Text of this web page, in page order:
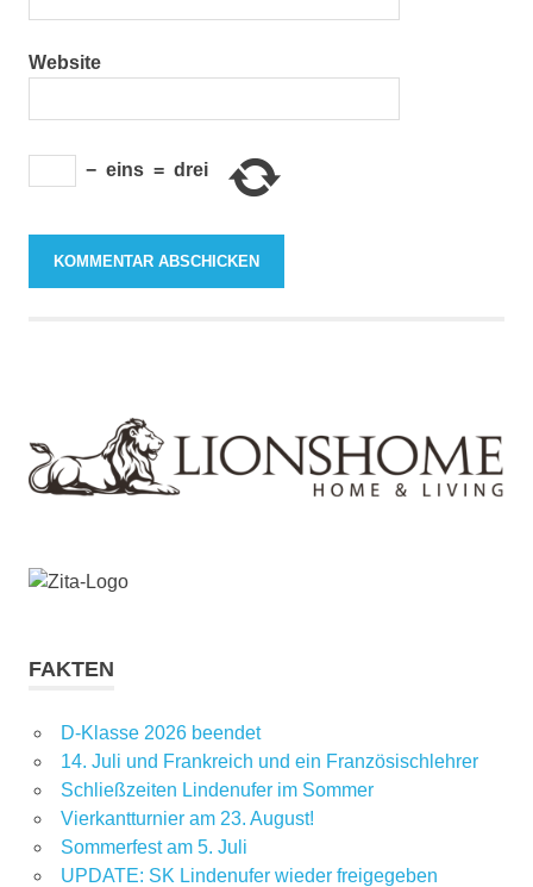
Website
− eins = drei
FAKTEN
D-Klasse 2026 beendet
14. Juli und Frankreich und ein Französischlehrer
Schließzeiten Lindenufer im Sommer
Vierkantturnier am 23. August!
Sommerfest am 5. Juli
UPDATE: SK Lindenufer wieder freigegeben